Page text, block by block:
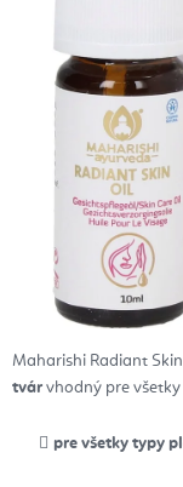
Maharishi Radiant
tvár vhodný pre
pre všetky typy